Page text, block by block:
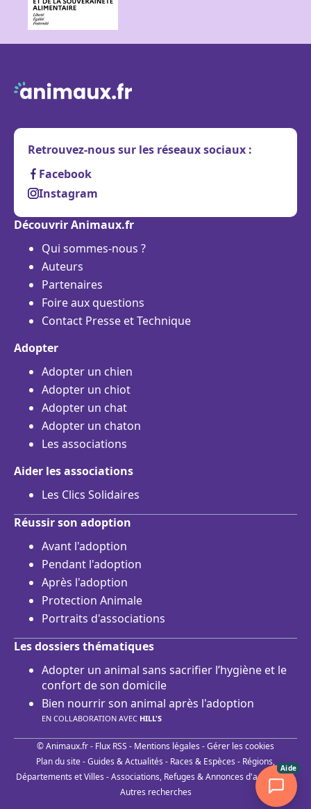
Retrouvez-nous sur les réseaux sociaux :
Facebook
Instagram
Découvrir Animaux.fr
Qui sommes-nous ?
Auteurs
Partenaires
Foire aux questions
Contact Presse et Technique
Adopter
Adopter un chien
Adopter un chiot
Adopter un chat
Adopter un chaton
Les associations
Aider les associations
Les Clics Solidaires
Réussir son adoption
Avant l'adoption
Pendant l'adoption
Après l'adoption
Protection Animale
Portraits d'associations
Les dossiers thématiques
Adopter un animal sans sacrifier l’hygiène et le
confort de son domicile
Bien nourrir son animal après l'adoption
EN COLLABORATION AVEC HILL'S
© Animaux.fr - Flux RSS - Mentions légales -Gérer les cookies
Plan du site-Guides & Actualités - Races & Espèces - Régions,
Départements et Villes -Associations, Refuges & Annonces d'adoptions-
Autres recherches
Aide